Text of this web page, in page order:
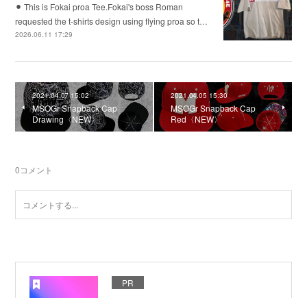
⚫︎ This is Fokai proa Tee.Fokai's boss Roman
requested the t-shirts design using flying proa so t…
2026.06.11 17:29
2021.04.07 15:02
MSOGr Snapback Cap
Drawing〈NEW〉
2021.04.05 15:30
MSOGr Snapback Cap
Red〈NEW〉
0コメント
PR